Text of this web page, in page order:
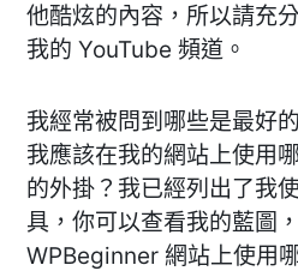
他酷炫的內容，所以請充
我的 YouTube 頻道。
我經常被問到哪些是最好
我應該在我的網站上使用
的外掛？我已經列出了我
具，你可以查看我的藍圖
WPBeginner 網站上使用